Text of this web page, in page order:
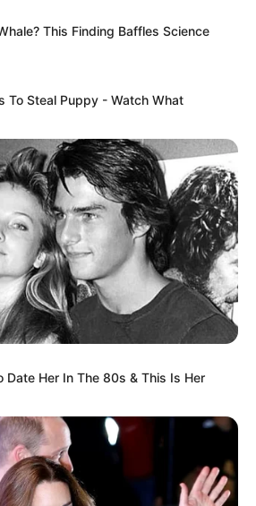
This Finding Baffles Science
To Steal Puppy - Watch What
Date Her In The 80s & This Is Her